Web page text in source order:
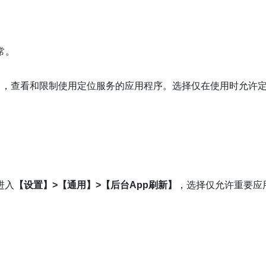
查看和限制使用定位服务的应用程序。选择仅在使用时允许
入 【设置】>【通用】>【后台App刷新】 ，选择仅允许重要应